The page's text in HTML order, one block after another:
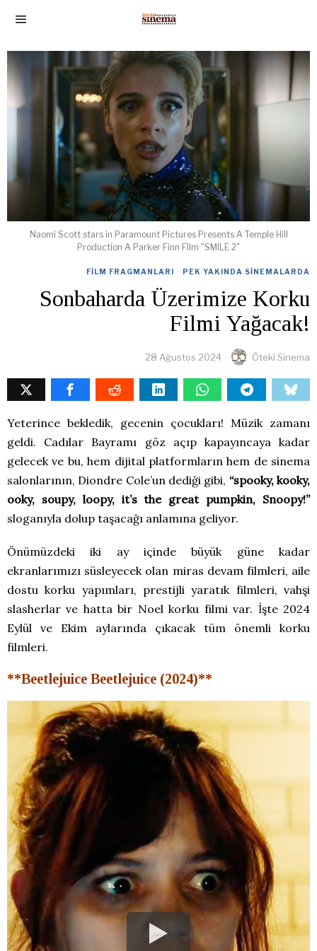
Naomi Scott stars in Paramount Pictures Presents A Temple Hill
Production A Parker Finn FIlm "SMILE 2"
FILM FRAGMANLARI · PEK YAKINDA SINEMALARDA
Sonbaharda Üzerimize Korku
Filmi Yağacak!
28 Ağustos 2024 Öteki Sinema
Yeterince bekledik, gecenin çocukları! Müzik zamanı
geldi. Cadılar Bayramı göz açıp kapayıncaya kadar
gelecek ve bu, hem dijital platformların hem de sinema
salonlarının, Diondre Cole’un dediği gibi, “spooky, kooky,
ooky, soupy, loopy, it’s the great pumpkin, Snoopy!”
sloganıyla dolup taşacağı anlamına geliyor.
Önümüzdeki iki ay içinde büyük güne kadar
ekranlarımızı süsleyecek olan miras devam filmleri, aile
dostu korku yapımları, prestijli yaratık filmleri, vahşi
slasherlar ve hatta bir Noel korku filmi var. İşte 2024
Eylül ve Ekim aylarında çıkacak tüm önemli korku
filmleri.
**Beetlejuice Beetlejuice (2024)**